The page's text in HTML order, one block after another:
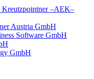
Kreutzpointner –AEK–
Austria GmbH
Software GmbH
GmbH